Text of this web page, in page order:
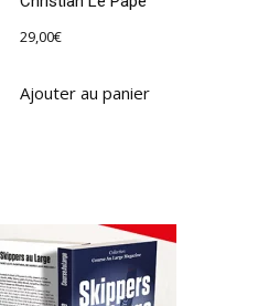
29,00€
Ajouter au panier